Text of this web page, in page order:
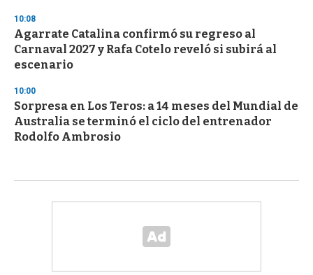
10:08
Agarrate Catalina confirmó su regreso al
Carnaval 2027 y Rafa Cotelo reveló si subirá al
escenario
10:00
Sorpresa en Los Teros: a 14 meses del Mundial de
Australia se terminó el ciclo del entrenador
Rodolfo Ambrosio